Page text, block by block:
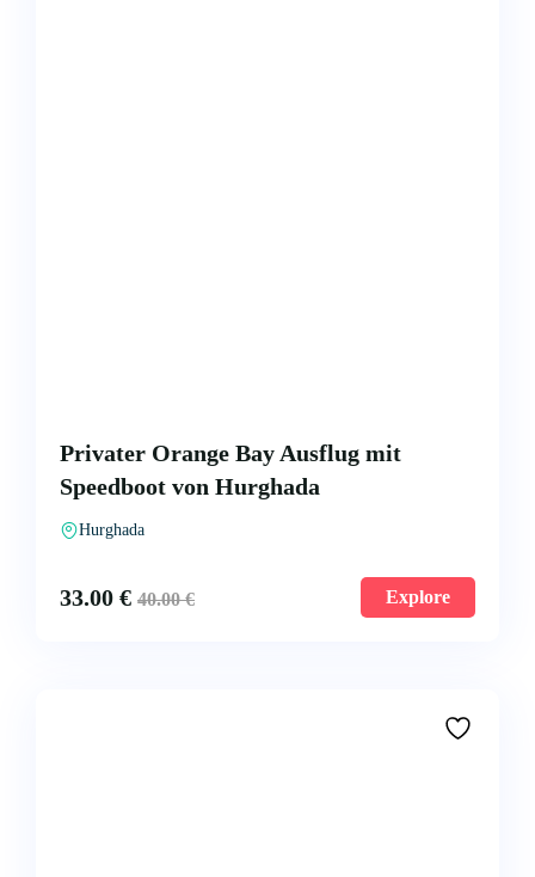
Privater Orange Bay Ausflug mit
Speedboot von Hurghada
Hurghada
33.00 € 40.00€ Explore